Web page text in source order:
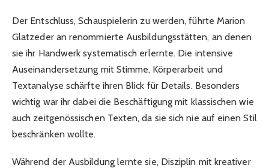
Der Entschluss, Schauspielerin zu werden, führte Marion
Glatzeder an renommierte Ausbildungsstätten, an denen
sie ihr Handwerk systematisch erlernte. Die intensive
Auseinandersetzung mit Stimme, Körperarbeit und
Textanalyse schärfte ihren Blick für Details. Besonders
wichtig war ihr dabei die Beschäftigung mit klassischen wie
auch zeitgenössischen Texten, da sie sich nie auf einen Stil
beschränken wollte.
Während der Ausbildung lernte sie, Disziplin mit kreativer